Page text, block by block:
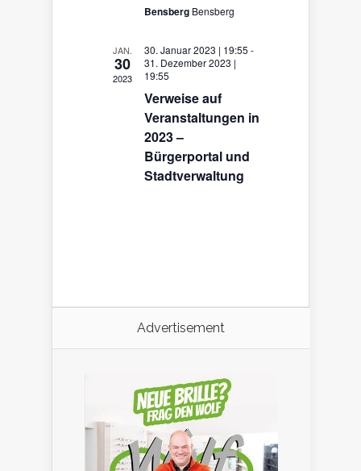
Bensberg Bensberg
JAN.
30
2023
30. Januar 2023 | 19:55 -
31. Dezember 2023 |
19:55
Verweise auf
Veranstaltungen in
2023 –
Bürgerportal und
Stadtverwaltung
Advertisement